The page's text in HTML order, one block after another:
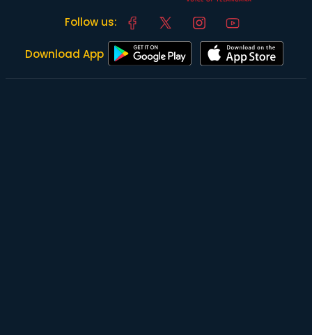
Follow us:
Download App